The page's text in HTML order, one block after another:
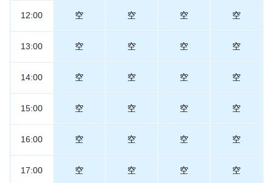
12:00 空 空 空 空
13:00 空 空 空 空
14:00 空 空 空 空
15:00 空 空 空 空
16:00 空 空 空 空
17:00 空 空 空 空